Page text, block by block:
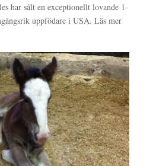
har sålt en exceptionellt lovande 1-
uppfödare i USA. Läs mer